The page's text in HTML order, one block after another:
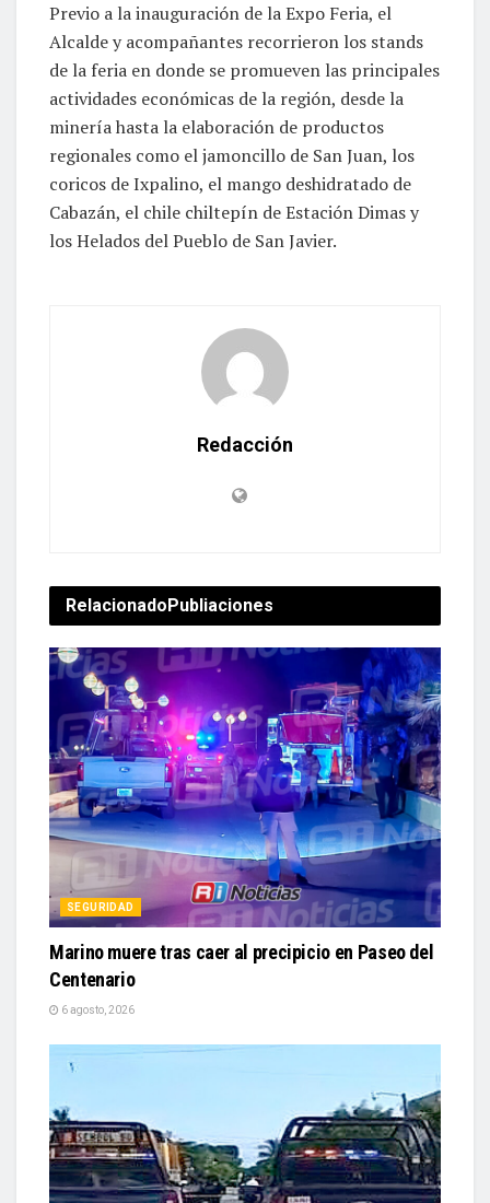
Previo a la inauguración de la Expo Feria, el
Alcalde y acompañantes recorrieron los stands
de la feria en donde se promueven las principales
actividades económicas de la región, desde la
minería hasta la elaboración de productos
regionales como el jamoncillo de San Juan, los
coricos de Ixpalino, el mango deshidratado de
Cabazán, el chile chiltepín de Estación Dimas y
los Helados del Pueblo de San Javier.
Redacción
Relacionado Publiaciones
SEGURIDAD
Marino muere tras caer al precipicio en Paseo del
Centenario
6 agosto, 2026